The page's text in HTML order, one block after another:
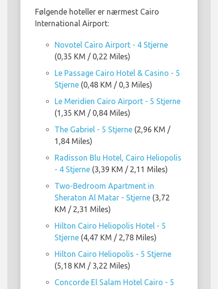
Følgende hoteller er nærmest Cairo
International Airport:
Novotel Cairo Airport - 4 Stjerne
(0,35 KM / 0,22 Miles)
Le Passage Cairo Hotel & Casino - 5
Stjerne (0,48 KM / 0,3 Miles)
Le Meridien Cairo Airport - 5 Stjerne
(1,35 KM / 0,84 Miles)
The Gabriel - 5 Stjerne (2,96 KM /
1,84 Miles)
Radisson Blu Hotel, Cairo Heliopolis
- 4 Stjerne (3,39 KM / 2,11 Miles)
Two-Bedroom Apartment in
Sheraton Al Matar - Stjerne (3,72
KM / 2,31 Miles)
Hilton Cairo Heliopolis Hotel - 5
Stjerne (4,47 KM / 2,78 Miles)
Hilton Cairo Heliopolis - 5 Stjerne
(5,18 KM / 3,22 Miles)
Concorde El Salam Hotel Cairo - 5